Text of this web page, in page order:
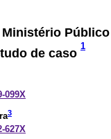
de caso
1
099X
3
627X